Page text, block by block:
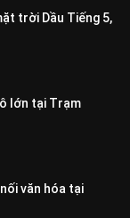
trời Dầu Tiếng 5,
lớn tại Trạm
văn hóa tại